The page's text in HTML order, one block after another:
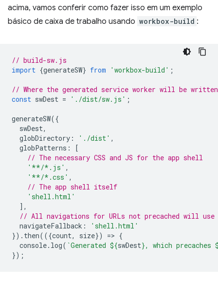
acima, vamos conferir como fazer isso em um exemplo
básico de caixa de trabalho usando workbox-build :
// build-sw.js
import {generateSW} from 'workbox-build' ;
// Where the generated service worker will be
const swDest = './dist/sw.js' ;
generateSW({
swDest,
globDirectory : './dist' ,
globPatterns :
[
// The necessary CSS and JS for the app shell
'**/*.js' ,
'**/*.css' ,
// The app shell itself
'shell.html'
],
// All navigations for URLs not precached will use
navigateFallback :
'shell.html'
}). then(({count, size}) => {
console. log( `Generated ${swDest}, which precaches
});